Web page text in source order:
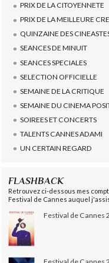
PRIX DE LA CITOYENNETE
PRIX DE LA MEILLEURE
QUINZAINE DES
SEANCES DE MINUIT
SEANCES SPECIALES
SELECTION OFFICIELLE
SEMAINE DE LA CRITIQUE
SEMAINE DU CINEMA
SOIREES ET CONCERTS
TALENTS CANNES ADAMI
UN CERTAIN REGARD
FLASHBACK
Retrouvez ci-dessous mes
Festival de Cannes auquel
Festival de Cannes